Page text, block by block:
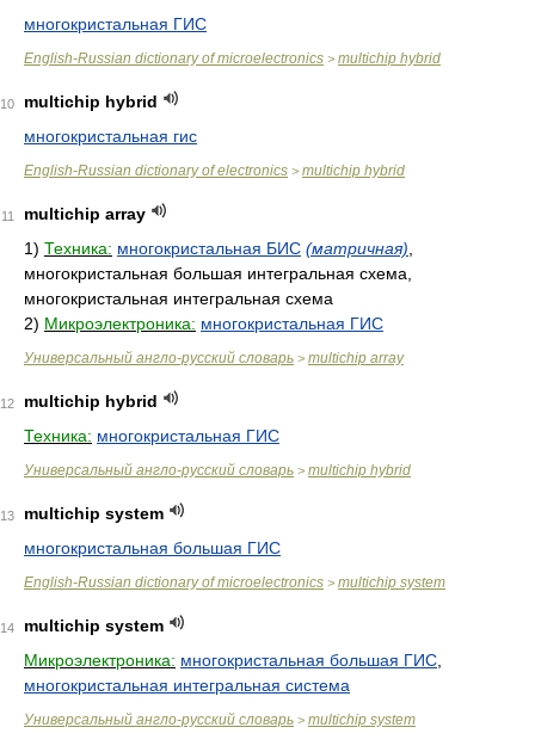
многокристальная ГИС
English-Russian dictionary of microelectronics > multichip hybrid
10
multichip hybrid
многокристальная гис
English-Russian dictionary of electronics > multichip hybrid
11
multichip array
1) Техника: многокристальная БИС (матричная)
многокристальная большая интегральная схема,
многокристальная интегральная схема
2) Микроэлектроника: многокристальная ГИС
Универсальный англо-русский словарь > multichip array
12
multichip hybrid
Техника: многокристальная ГИС
Универсальный англо-русский словарь > multichip hybrid
13
multichip system
многокристальная большая ГИС
English-Russian dictionary of microelectronics > multichip system
14
multichip system
Микроэлектроника: многокристальная большая ГИС
многокристальная интегральная система
Универсальный англо-русский словарь > multichip system